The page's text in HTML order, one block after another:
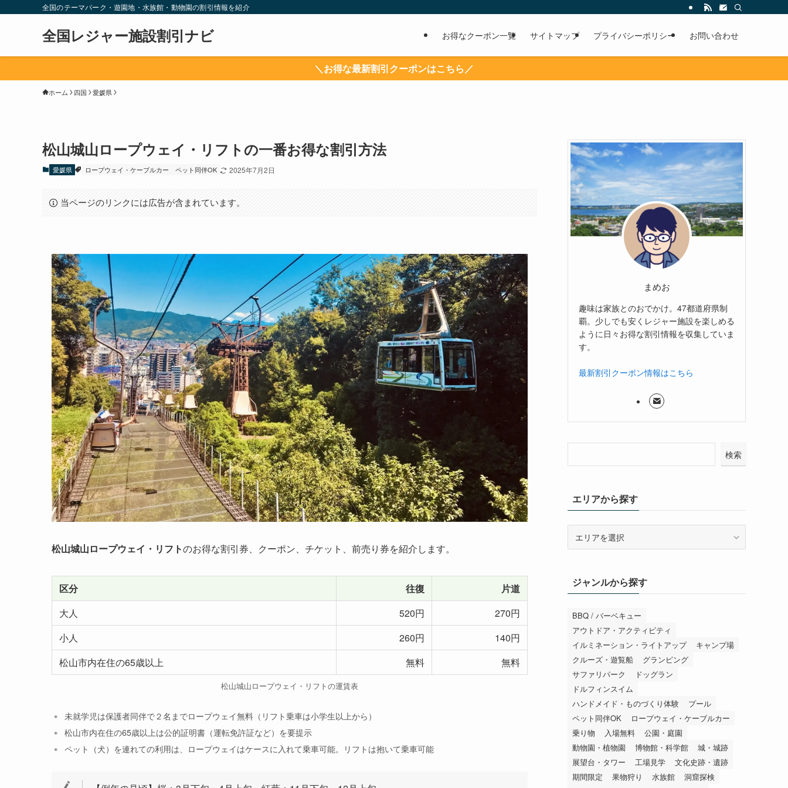
全国のテーマパーク・遊園地・水族館・動物園の割引情報を紹介
全国レジャー施設割引ナビ お得なクーポン一覧 サイトマップ プライバシーポリシー お問い合わせ
＼お得な最新割引クーポンはこちら／
ホーム 四国 愛媛県
松山城山ロープウェイ・リフトの一番お得な割引方法
愛媛県 ロープウェイ・ケーブルカー ペット同伴OK 2025年7月2日
当ページのリンクには広告が含まれています。
松山城山ロープウェイ・リフトのお得な割引券、クーポン、チケット、前売り券を紹介します。
区分 往復
片道
大人
520円
270円
小人
260円
140円
松山市内在住の65歳以上
無料 無料
松山城山ロープウェイ・リフトの運賃表
未就学児は保護者同伴で２名までロープウェイ無料（リフト乗車は小学生以上から）
松山市内在住の65歳以上は公的証明書（運転免許証など）を要提示
ペット（犬）を連れての利用は、ロープウェイはケースに入れて乗車可能。リフトは抱いて乗車可能
まめお
趣味は家族とのおでかけ。47都道府県制
覇。少しでも安くレジャー施設を楽しめる
ように日々お得な割引情報を収集していま
す。
最新割引クーポン情報はこちら
検索
エリアから探す
ら
探
ジャンルから探す
BBQ / バーベキュー
アウトドア・アクティビティ
イルミネーション・ライトアップ
キャンプ場
クルーズ・遊覧船
グランピング
サファリパーク
ドッグラン
ドルフィンスイム
ハンドメイド・ものづくり体験
プール
ペット同伴OK
ロープウェイ・ケーブルカー
乗り物
入場無料
公園・庭園
動物園・植物園
博物館・科学館
城・城跡
展望台・タワー
工場見学
文化史跡・遺跡
期間限定
果物狩り 水族館
洞窟探検